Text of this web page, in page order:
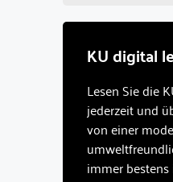
KU digital
Lesen Sie die
jederzeit und
von einer
immer